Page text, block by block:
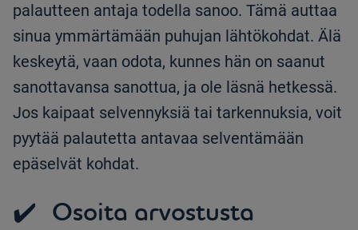
palautteen antaja todella sanoo. Tämä auttaa
sinua ymmärtämään puhujan lähtökohdat. Älä
keskeytä, vaan odota, kunnes hän on saanut
sanottavansa sanottua, ja ole läsnä hetkessä.
Jos kaipaat selvennyksiä tai tarkennuksia, voit
pyytää palautetta antavaa selventämään
epäselvät kohdat.
✔️ Osoita arvostusta